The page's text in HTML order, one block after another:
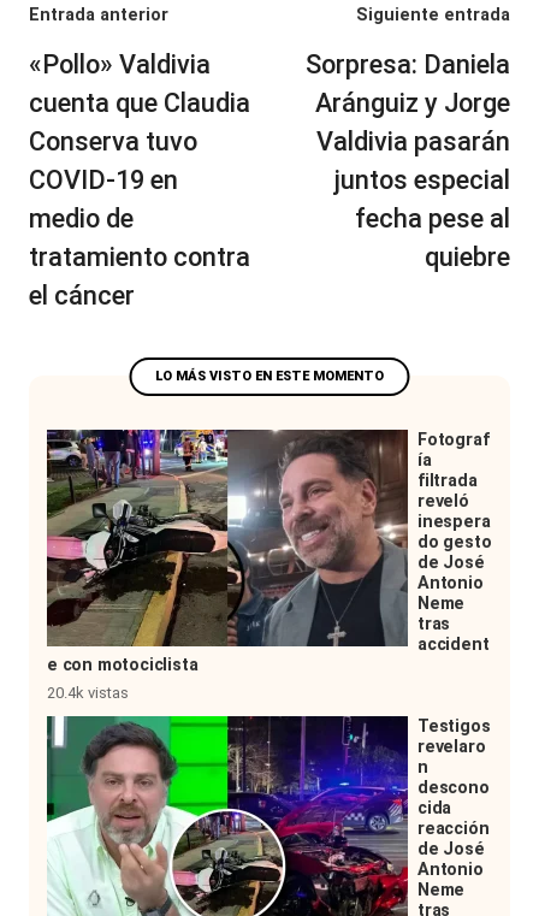
Navegación
de
entradas
Entrada anterior
«Pollo» Valdivia
cuenta que Claudia
Conserva tuvo
COVID-19 en
medio de
tratamiento contra
el cáncer
Siguiente entrada
Sorpresa: Daniela
Aránguiz y Jorge
Valdivia pasarán
juntos especial
fecha pese al
quiebre
Fotograf
ía
filtrada
reveló
inespera
do gesto
de José
Antonio
Neme
tras
accident
e con motociclista
20.4k vistas
Testigos
revelaro
n
descono
cida
reacción
de José
Antonio
Neme
tras